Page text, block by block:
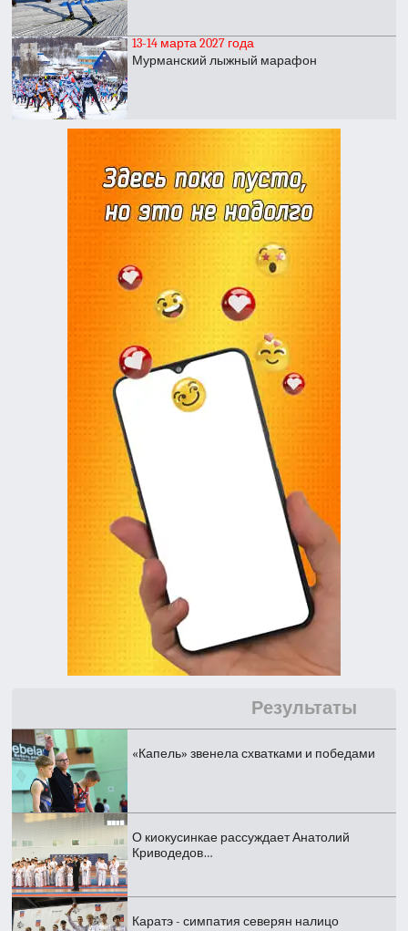
13-14 марта 2027 года
Мурманский лыжный марафон
Результаты
«Капель» звенела схватками и победами
О киокусинкае рассуждает Анатолий
Криводедов…
Каратэ - симпатия северян налицо